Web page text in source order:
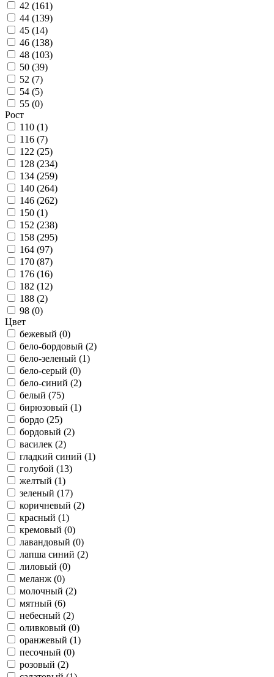
42 (161)
44 (139)
45 (14)
46 (138)
48 (103)
50 (39)
52 (7)
54 (5)
55 (0)
Рост
110 (1)
116 (7)
122 (25)
128 (234)
134 (259)
140 (264)
146 (262)
150 (1)
152 (238)
158 (295)
164 (97)
170 (87)
176 (16)
182 (12)
188 (2)
98 (0)
Цвет
бежевый (0)
бело-бордовый (2)
бело-зеленый (1)
бело-серый (0)
бело-синий (2)
белый (75)
бирюзовый (1)
бордо (25)
бордовый (2)
василек (2)
гладкий синий (1)
голубой (13)
желтый (1)
зеленый (17)
коричневый (2)
красный (1)
кремовый (0)
лавандовый (0)
лапша синий (2)
лиловый (0)
меланж (0)
молочный (2)
мятный (6)
небесный (2)
оливковый (0)
оранжевый (1)
песочный (0)
розовый (2)